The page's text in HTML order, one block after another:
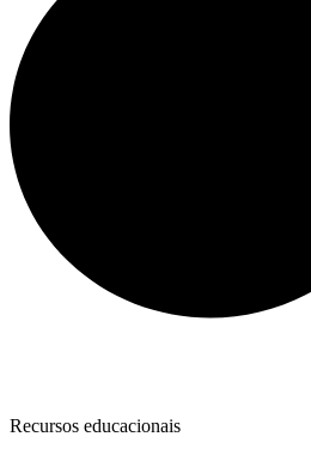
Recursos educacionais